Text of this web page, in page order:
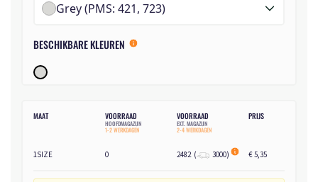
Grey (PMS: 421, 723)
BESCHIKBARE KLEUREN
MAAT VOORRAAD
HOOFDMAGAZIJN
1-2 WERKDAGEN
VOORRAAD
EXT. MAGAZIJN
2-4 WERKDAGEN
PRIJS
1SIZE 0 2482 ( 3000) € 5,35